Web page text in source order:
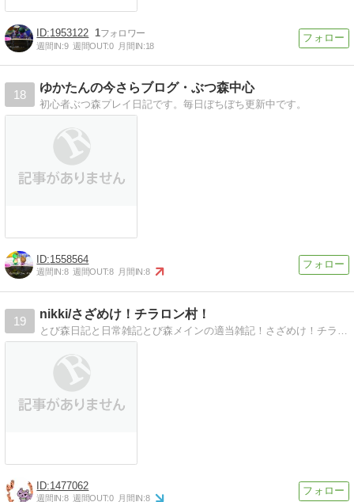
1953122 1
週間IN:9 週間OUT:0 月間IN:18
18
ゆかたんの今さらブログ・ぶつ森中心
初心者ぶつ森プレイ日記です。毎日ぼちぼち更新中です。
1558564
週間IN:8 週間OUT:8 月間IN:8
19
nikki/さざめけ！チラロン村！
とび森日記と日常雑記とび森メインの適当雑記！さざめけ！チラロン村！
1477062
週間IN:8 週間OUT:0 月間IN:8